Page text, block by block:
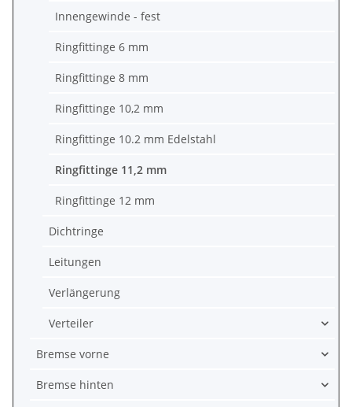
Innengewinde - fest
Ringfittinge 6 mm
Ringfittinge 8 mm
Ringfittinge 10,2 mm
Ringfittinge 10.2 mm Edelstahl
Ringfittinge 11,2 mm
Ringfittinge 12 mm
Dichtringe
Leitungen
Verlängerung
Verteiler
Bremse vorne
Bremse hinten